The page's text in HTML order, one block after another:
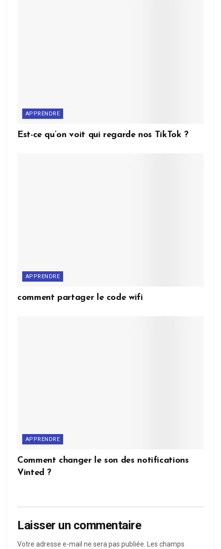
APPRENDRE
Est-ce qu’on voit qui regarde nos TikTok ?
APPRENDRE
comment partager le code wifi
APPRENDRE
Comment changer le son des notifications
Vinted ?
Laisser un commentaire
Votre adresse e-mail ne sera pas publiée. Les champs